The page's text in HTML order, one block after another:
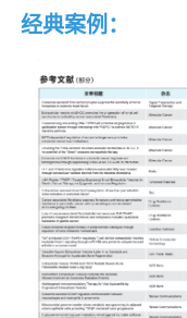
经典案例：